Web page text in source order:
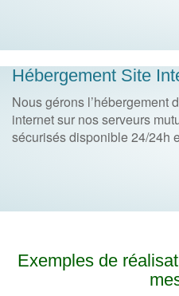
Hébergement Site
Nous gérons l’hébergement
internet sur nos serveurs
sécurisés disponible 24/24h
Exemples de